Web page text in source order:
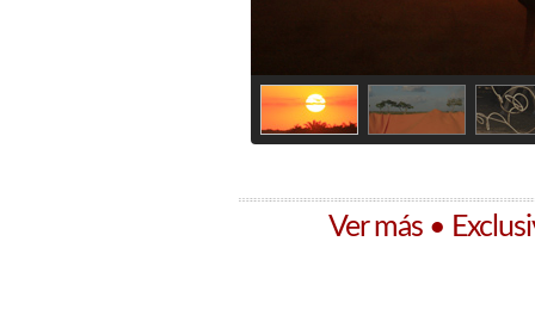
Ver más •